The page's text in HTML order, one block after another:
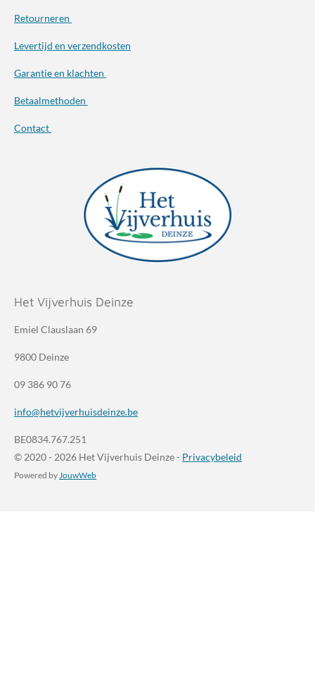
Retourneren
Levertijd en verzendkosten
Garantie en klachten
Betaalmethoden
Contact
Het Vijverhuis Deinze
Emiel Clauslaan 69
9800 Deinze
09 386 90 76
info@hetvijverhuisdeinze.be
BE0834.767.251
© 2020 - 2026 Het Vijverhuis Deinze - Privacybeleid
Powered by JouwWeb